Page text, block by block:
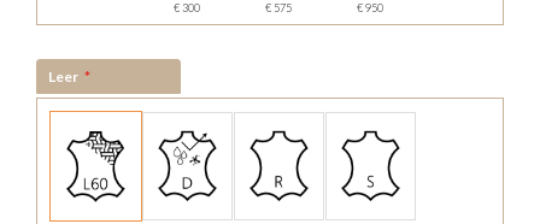
€ 300
€ 575
€ 950
Leer